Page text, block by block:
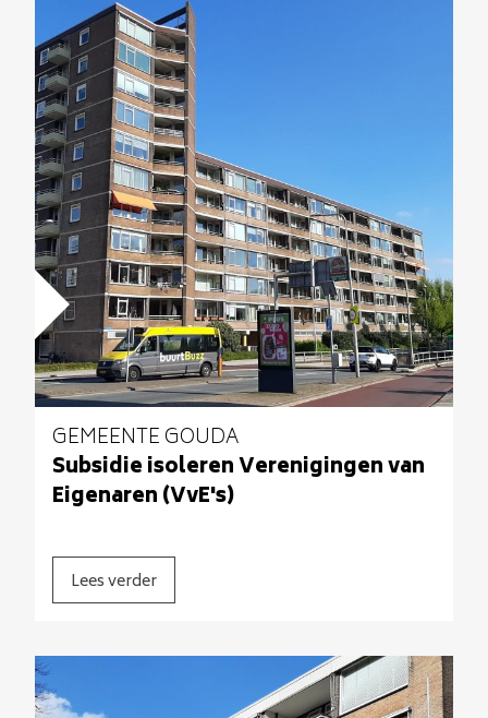
GEMEENTE GOUDA
Subsidie isoleren Verenigingen van
Eigenaren (VvE's)
Lees verder